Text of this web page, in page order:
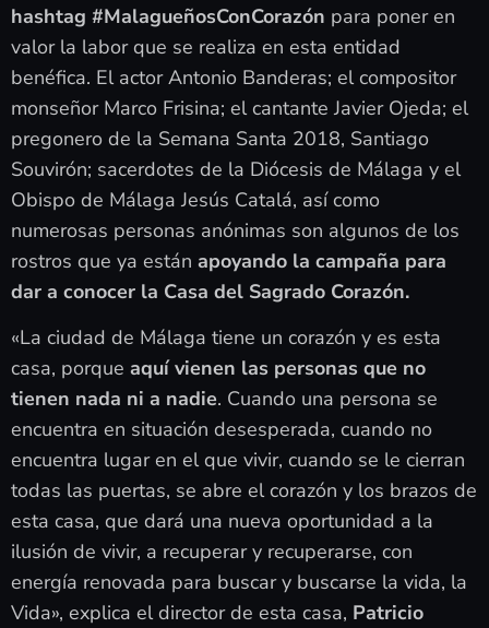
hashtag #MalagueñosConCorazón para poner en
valor la labor que se realiza en esta entidad
benéfica. El actor Antonio Banderas; el compositor
monseñor Marco Frisina; el cantante Javier Ojeda; el
pregonero de la Semana Santa 2018, Santiago
Souvirón; sacerdotes de la Diócesis de Málaga y el
Obispo de Málaga Jesús Catalá, así como
numerosas personas anónimas son algunos de los
rostros que ya están apoyando la campaña para
dar a conocer la Casa del Sagrado Corazón.
«La ciudad de Málaga tiene un corazón y es esta
casa, porque aquí vienen las personas que no
tienen nada ni a nadie. Cuando una persona se
encuentra en situación desesperada, cuando no
encuentra lugar en el que vivir, cuando se le cierran
todas las puertas, se abre el corazón y los brazos de
esta casa, que dará una nueva oportunidad a la
ilusión de vivir, a recuperar y recuperarse, con
energía renovada para buscar y buscarse la vida, la
Vida», explica el director de esta casa, Patricio